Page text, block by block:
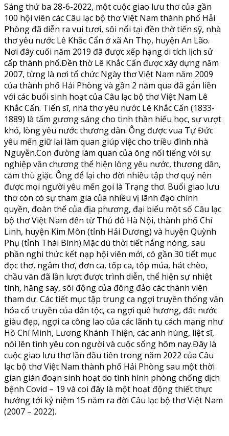
Sáng thứ ba 28-6-2022, một cuộc giao lưu thơ của gần
100 hội viên các Câu lạc bộ thơ Việt Nam thành phố Hải
Phòng đã diễn ra vui tươi, sôi nổi tại đền thờ tiến sỹ, nhà
thơ yêu nước Lê Khắc Cẩn ở xã An Thọ, huyện An Lão.
Nơi đây cuối năm 2019 đã được xếp hạng di tích lịch sử
cấp thành phố.Đền thờ Lê Khắc Cẩn được xây dựng năm
2007, từng là nơi tổ chức Ngày thơ Việt Nam năm 2009
của thành phố Hải Phòng và gần 2 năm qua đã gắn liền
với các buổi sinh hoạt của Câu lạc bộ thơ Việt Nam Lê
Khắc Cẩn. Tiến sĩ, nhà thơ yêu nước Lê Khắc Cẩn (1833-
1889) là tấm gương sáng cho tinh thần hiếu học, sự vượt
khó, lòng yêu nước thương dân. Ông được vua Tự Đức
yêu mến giữ lại làm quan giúp việc cho triều đình nhà
Nguyễn.Con đường làm quan của ông nổi tiếng với sự
nghiệp văn chương thể hiện lòng yêu nước, thương dân,
căm thù giặc. Ông để lại cho đời nhiều tập thơ quý nên
được mọi người yêu mến gọi là Trạng thơ. Buổi giao lưu
thơ còn có sự tham gia của nhiều vị lãnh đạo chính
quyền, đoàn thể của địa phương, đại biểu một số Câu lạc
bộ thơ Việt Nam đến từ Thủ đô Hà Nội, thành phố Chí
Linh, huyện Kim Môn (tỉnh Hải Dương) và huyện Quỳnh
Phụ (tỉnh Thái Bình).Mặc dù thời tiết nắng nóng, sau
phần nghi thức kết nạp hội viên mới, có gần 30 tiết mục
đọc thơ, ngâm thơ, đơn ca, tốp ca, tốp múa, hát chèo,
chầu văn đã lần lượt được trình diễn, thể hiện sự nhiệt
tình, hăng say, sôi động của đông đảo các thành viên
tham dự. Các tiết mục tập trung ca ngợi truyền thống văn
hóa cổ truyền của dân tộc, ca ngợi quê hương, đất nước
giàu đẹp, ngợi ca công lao của các lãnh tụ cách mạng như
Hồ Chí Minh, Lương Khánh Thiện, các anh hùng, liệt sĩ,
nói lên tình yêu con người và cuộc sống hôm nay.Đây là
cuộc giao lưu thơ lần đầu tiên trong năm 2022 của Câu
lạc bộ thơ Việt Nam thành phố Hải Phòng sau một thời
gian gián đoạn sinh hoạt do tình hình phòng chống dịch
bệnh Covid – 19 và coi đây là một hoạt động thiết thực
hướng tới kỷ niệm 15 năm ra đời Câu lạc bộ thơ Việt Nam
(2007 – 2022).